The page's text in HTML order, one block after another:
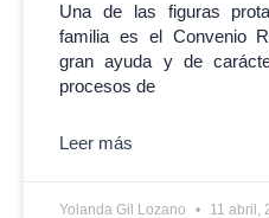
Una de las figuras
familia es el Convenio
gran ayuda y de
procesos de
Leer más
Yolanda Gil Lozano 11 abril,